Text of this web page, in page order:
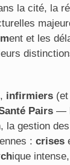
la cité, la
ent et les
, infirmiers (et
Pairs —
la gestion des
: crises
chique intense,